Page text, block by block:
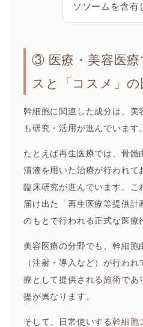
ソソームを含有
③ 医療・美容医療
スと「コスメ」の
幹細胞に関連した成分は、美
も研究・活用が進んでいます。
たとえば再生医療では、骨髄
清液を用いた治療が行われて
臨床研究が進んでいます。こ
届け出た「再生医療等提供
のもとで行われる正式な医療
美容医療の分野でも、幹細胞
（注射・導入など）が行わ
療として提供される施術であ
提が異なります。
そして、日常使いする 幹細胞